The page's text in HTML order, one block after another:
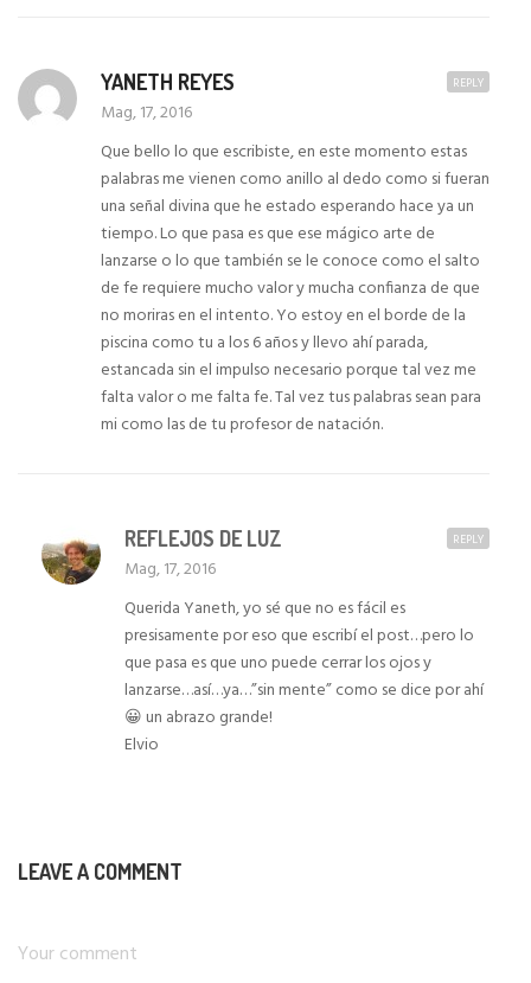
YANETH REYES
Mag, 17, 2016
Que bello lo que escribiste, en este momento estas
palabras me vienen como anillo al dedo como si fueran
una señal divina que he estado esperando hace ya un
tiempo. Lo que pasa es que ese mágico arte de
lanzarse o lo que también se le conoce como el salto
de fe requiere mucho valor y mucha confianza de que
no moriras en el intento. Yo estoy en el borde de la
piscina como tu a los 6 años y llevo ahí parada,
estancada sin el impulso necesario porque tal vez me
falta valor o me falta fe. Tal vez tus palabras sean para
mi como las de tu profesor de natación.
REPLY
REFLEJOS DE LUZ
Mag, 17, 2016
Querida Yaneth, yo sé que no es fácil es
presisamente por eso que escribí el post…pero lo
que pasa es que uno puede cerrar los ojos y
lanzarse…así…ya…”sin mente” como se dice por ahí
😀 un abrazo grande!
Elvio
REPLY
LEAVE A COMMENT